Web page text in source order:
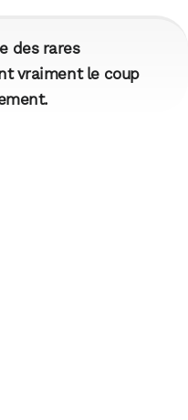
des rares
vraiment le coup